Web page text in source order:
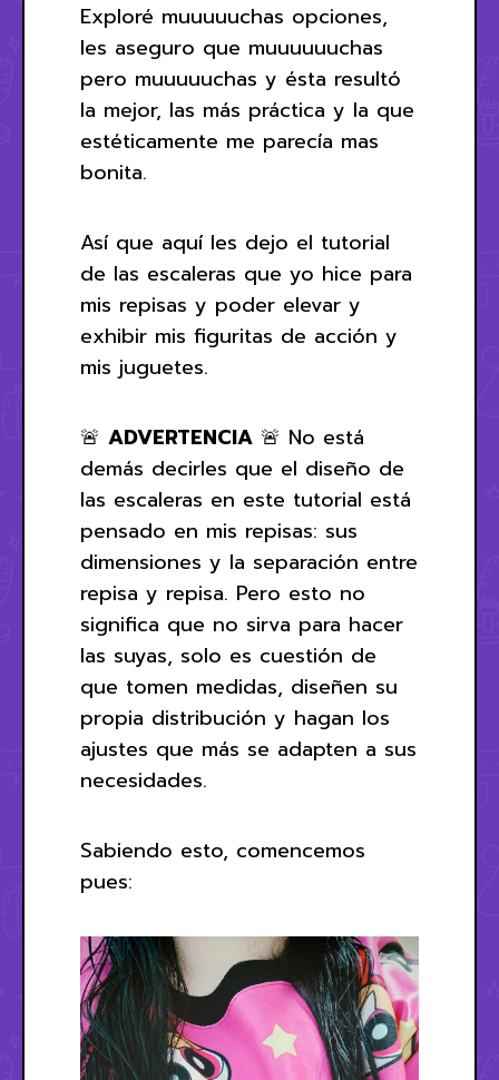
Exploré muuuuuchas opciones,
les aseguro que muuuuuuchas
pero muuuuuchas y ésta resultó
la mejor, las más práctica y la que
estéticamente me parecía mas
bonita.
Así que aquí les dejo el tutorial
de las escaleras que yo hice para
mis repisas y poder elevar y
exhibir mis figuritas de acción y
mis juguetes.
🚨 ADVERTENCIA 🚨 No está
demás decirles que el diseño de
las escaleras en este tutorial está
pensado en mis repisas: sus
dimensiones y la separación entre
repisa y repisa. Pero esto no
significa que no sirva para hacer
las suyas, solo es cuestión de
que tomen medidas, diseñen su
propia distribución y hagan los
ajustes que más se adapten a sus
necesidades.
Sabiendo esto, comencemos
pues: